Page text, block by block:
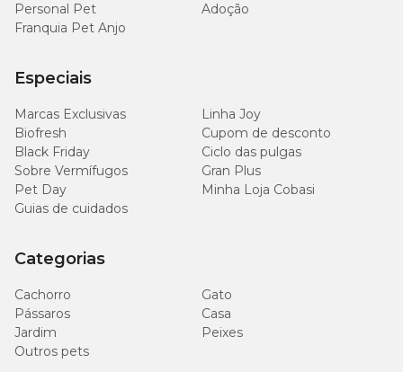
Personal Pet
Adoção
Franquia Pet Anjo
Especiais
Marcas Exclusivas
Linha Joy
Biofresh
Cupom de desconto
Black Friday
Ciclo das pulgas
Sobre Vermífugos
Gran Plus
Pet Day
Minha Loja Cobasi
Guias de cuidados
Categorias
Cachorro
Gato
Pássaros
Casa
Jardim
Peixes
Outros pets